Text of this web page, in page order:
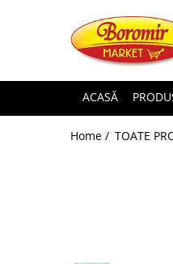
PRODUSE
Produse de post
ACASĂ
Home / TOATE